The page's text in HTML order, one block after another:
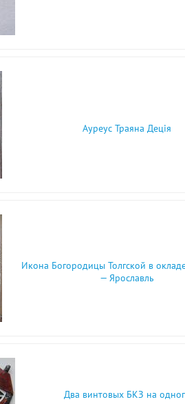
Ауреус Траяна Деція
Икона Богородицы Толгской в
— Ярославль
Два винтовых БКЗ на